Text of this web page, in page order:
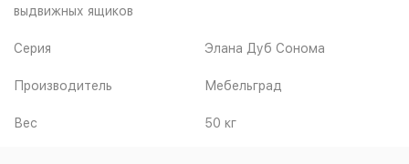
выдвижных ящиков
Серия Элана Дуб Сонома
Производитель Мебельград
Вес 50 кг